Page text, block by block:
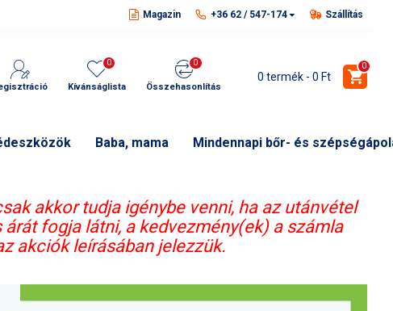
Magazin +36 62 / 547-174 Szállítás
Kívánságlista
0
Összehasonlítás
0
0 termék - 0 Ft
0
Baba, mama Mindennapi bőr- és
akkor tudja igénybe venni, ha az utánvétel
fogja látni, a kedvezmény(ek) a számla
akciók leírásában jelezzük.